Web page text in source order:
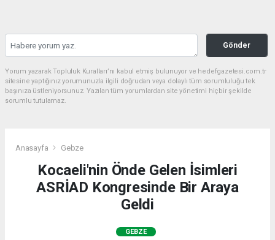
Gönder
Yorum yazarak Topluluk Kuralları’nı kabul etmiş bulunuyor ve hedefgazetesi.com.tr
sitesine yaptığınız yorumunuzla ilgili doğrudan veya dolaylı tüm sorumluluğu tek
başınıza üstleniyorsunuz. Yazılan tüm yorumlardan site yönetimi hiçbir şekilde
sorumlu tutulamaz.
Anasayfa Gebze
Kocaeli'nin Önde Gelen İsimleri
ASRİAD Kongresinde Bir Araya
Geldi
GEBZE